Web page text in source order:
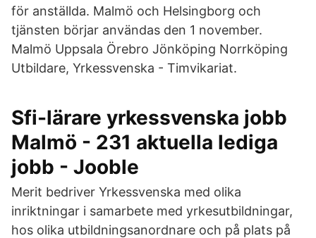
för anställda. Malmö och Helsingborg och
tjänsten börjar användas den 1 november.
Malmö Uppsala Örebro Jönköping Norrköping
Utbildare, Yrkessvenska - Timvikariat.
Sfi-lärare yrkessvenska jobb
Malmö - 231 aktuella lediga
jobb - Jooble
Merit bedriver Yrkessvenska med olika
inriktningar i samarbete med yrkesutbildningar,
hos olika utbildningsanordnare och på plats på